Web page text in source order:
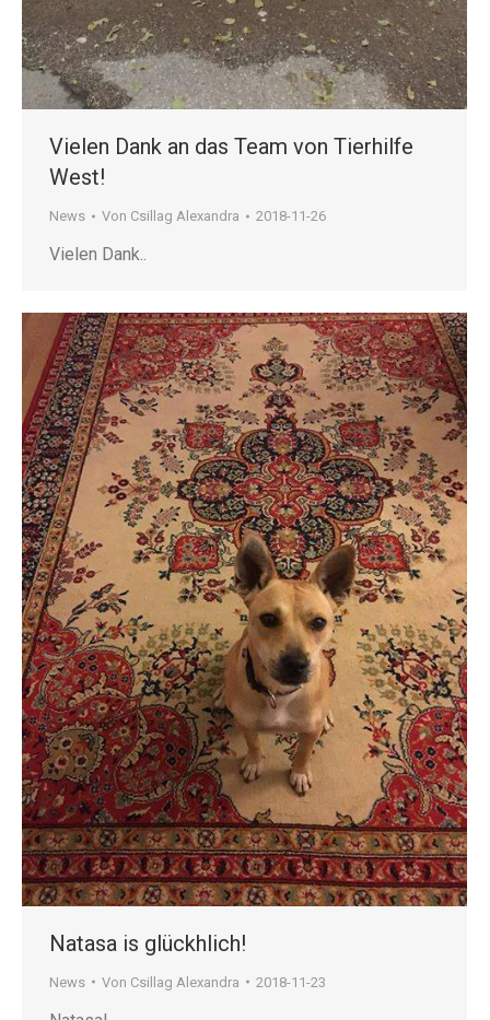
Vielen Dank an das Team von Tierhilfe
West!
News Von Csillag Alexandra 2018-11-26
Vielen Dank..
Natasa is glückhlich!
News Von Csillag Alexandra 2018-11-23